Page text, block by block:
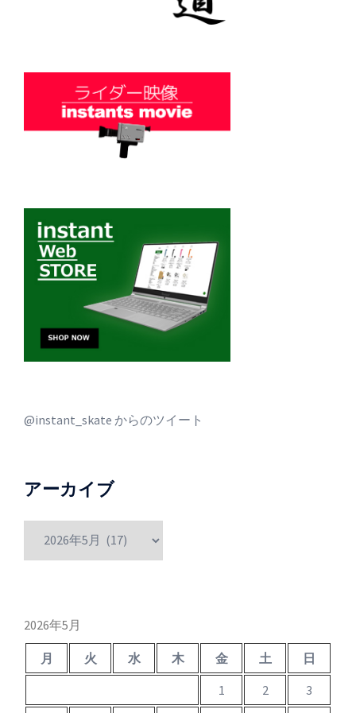
@instant_skate からのツイート
アーカイブ
2026年5月
月 火 水 木 金 土
日
1
2
3